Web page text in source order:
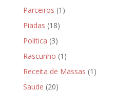
Parceiros (1)
Piadas (18)
Politica (3)
Rascunho (1)
Receita de Massas (1)
Saude (20)